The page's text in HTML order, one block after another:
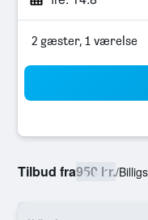
2 gæster, 1 værelse
Tilbud fra950 kr./